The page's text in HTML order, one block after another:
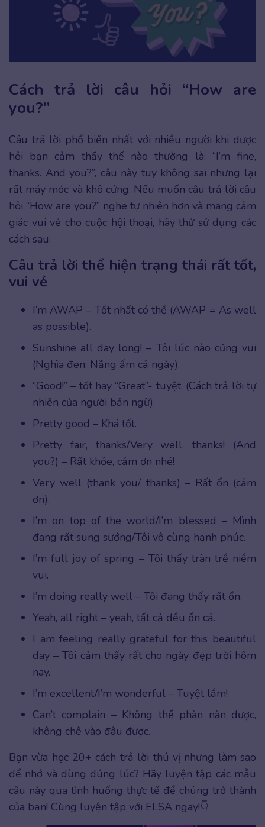
Cách trả lời câu hỏi “How are
you?”
Câu trả lời phổ biến nhất với nhiều người khi được
hỏi bạn cảm thấy thế nào thường là: “I’m fine,
thanks. And you?”, câu này tuy không sai nhưng lại
rất máy móc và khô cứng. Nếu muốn câu trả lời câu
hỏi “How are you?” nghe tự nhiên hơn và mang cảm
giác vui vẻ cho cuộc hội thoại, hãy thử sử dụng các
cách sau:
Câu trả lời thể hiện trạng thái rất tốt,
vui vẻ
I’m AWAP – Tốt nhất có thể (AWAP = As well
as possible).
Sunshine all day long! – Tôi lúc nào cũng vui
(Nghĩa đen: Nắng ấm cả ngày).
“Good!” – tốt hay “Great”- tuyệt. (Cách trả lời tự
nhiên của người bản ngữ).
Pretty good – Khá tốt.
Pretty fair, thanks/Very well, thanks! (And
you?) – Rất khỏe, cảm ơn nhé!
Very well (thank you/ thanks) – Rất ổn (cảm
ơn).
I’m on top of the world/I’m blessed – Mình
đang rất sung sướng/Tôi vô cùng hạnh phúc.
I’m full joy of spring – Tôi thấy tràn trề niềm
vui.
I’m doing really well – Tôi đang thấy rất ổn.
Yeah, all right – yeah, tất cả đều ổn cả.
I am feeling really grateful for this beautiful
day – Tôi cảm thấy rất cho ngày đẹp trời hôm
nay.
I’m excellent/I’m wonderful – Tuyệt lắm!
Can’t complain – Không thể phàn nàn được,
không chê vào đâu được.
Bạn vừa học 20+ cách trả lời thú vị nhưng làm sao
để nhớ và dùng đúng lúc? Hãy luyện tập các mẫu
câu này qua tình huống thực tế để chúng trở thành
của bạn! Cùng luyện tập với ELSA ngay!👇